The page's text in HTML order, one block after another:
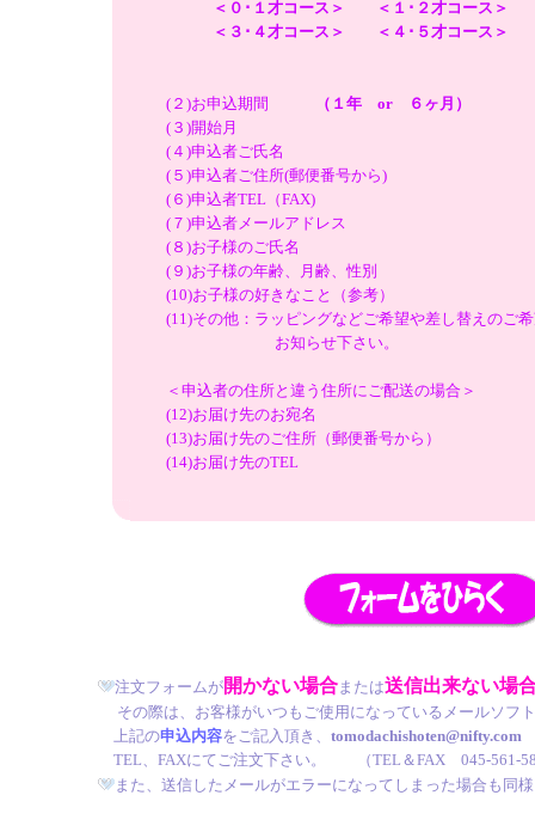
＜０･１才コース＞ ＜１･２才コース＞ ＜
＜３･４才コース＞ ＜４･５才コース＞ ＜
(２)お申込期間
（１年 or ６ヶ月）
(３)開始月
(４)申込者ご氏名
(５)申込者ご住所(郵便番号から)
(６)申込者TEL（FAX)
(７)申込者メールアドレス
(８)お子様のご氏名
(９)お子様の年齢、月齢、性別
(10)お子様の好きなこと（参考）
(11)その他：ラッピングなどご希望や差し替えのご
お知らせ下さい。
＜申込者の住所と違う住所にご配送の場合＞
(12)お届け先のお宛名
(13)お届け先のご住所（郵便番号から）
(14)お届け先のTEL
注文フォームが開かない場合または送信出来ない場
その際は、お客様がいつもご使用になっているメールソフ
上記の申込内容をご記入頂き、 tomodachishoten@nifty.com
TEL、FAXにてご注文下さい。 （TEL＆FAX 045-561-
また、送信したメールがエラーになってしまった場合も同